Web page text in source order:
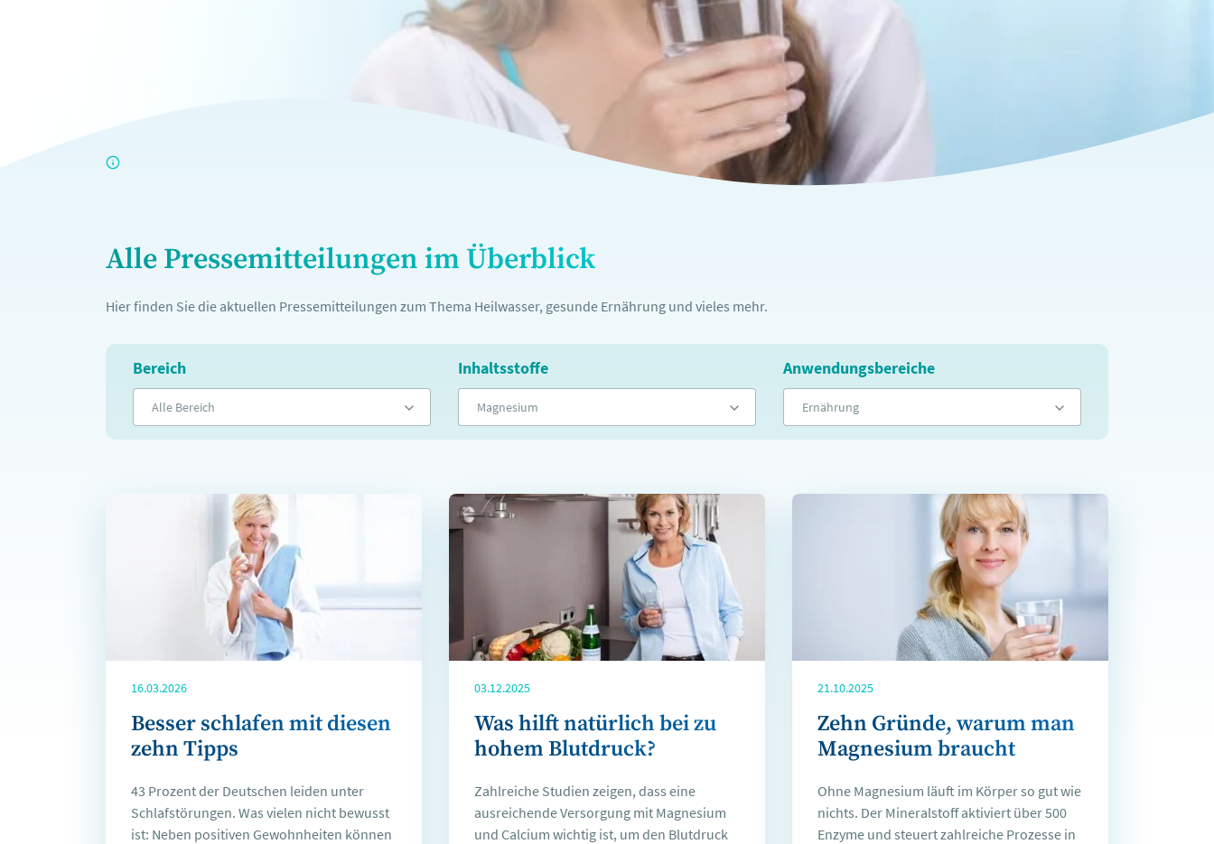
Alle Pressemitteilungen im Überblick
Hier finden Sie die aktuellen Pressemitteilungen zum Thema Heilwasser, gesunde Ernährung und vieles mehr.
Bereich
Alle Bereich
Inhaltsstoffe
Magnesium
Anwendungsbereiche
Ernährung
16.03.2026
Besser schlafen mit diesen
zehn Tipps
43 Prozent der Deutschen leiden unter
Schlafstörungen. Was vielen nicht bewusst
ist: Neben positiven Gewohnheiten können
03.12.2025
Was hilft natürlich bei zu
hohem Blutdruck?
Zahlreiche Studien zeigen, dass eine
ausreichende Versorgung mit Magnesium
und Calcium wichtig ist, um den Blutdruck
21.10.2025
Zehn Gründe, warum man
Magnesium braucht
Ohne Magnesium läuft im Körper so gut wie
nichts. Der Mineralstoff aktiviert über 500
Enzyme und steuert zahlreiche Prozesse in